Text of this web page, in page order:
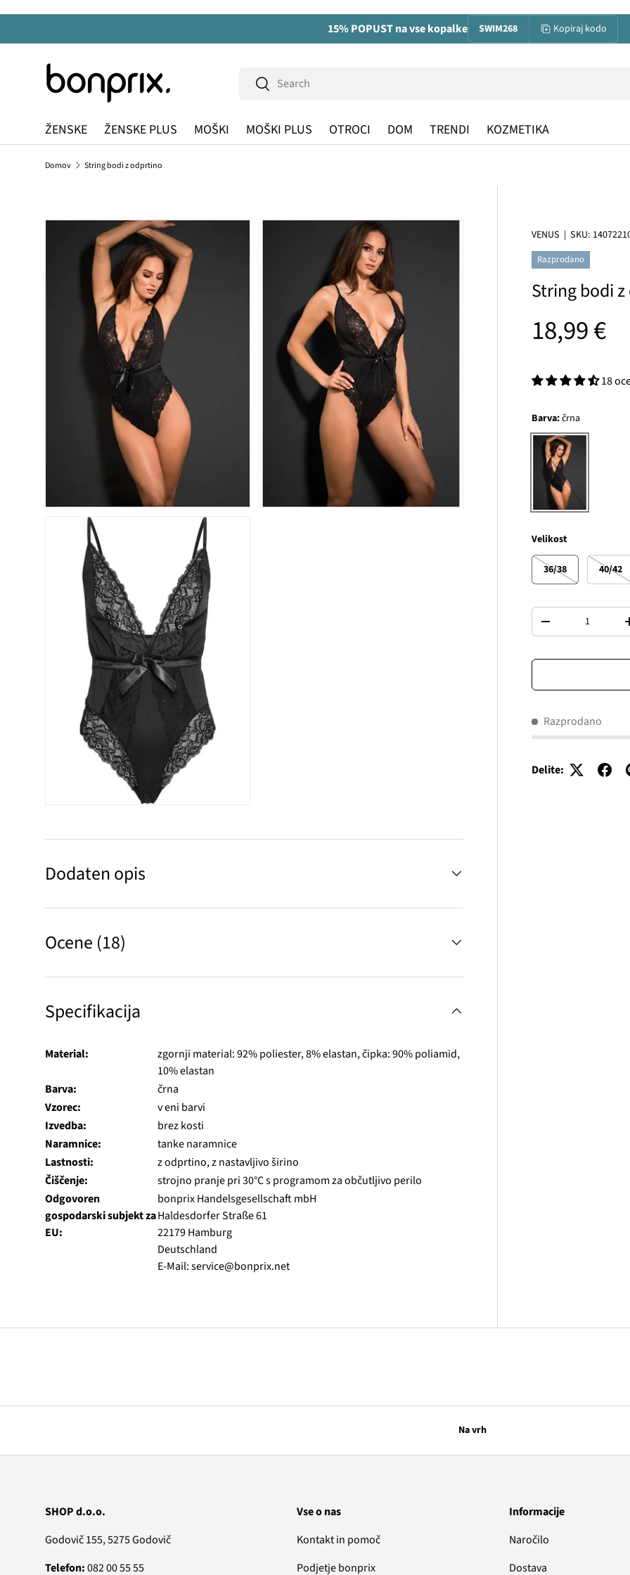
15% POPUST na vse kopalke SWIM268 Kopiraj kodo
Iskanje
Iskanje
ŽENSKE ŽENSKE PLUS MOŠKI MOŠKI PLUS OTROCI DOM TRENDI KOZMETIKA
Domov String bodi z odprtino
Preskoči na informacije o izdelku
VENUS |SKU:
Razprodano
String bodi
Običajna
18,99 €
18
Barva:črna
črna
Velikost
36/38 40/42
Količina
Decrease quantity
Razprodano
Delite:
Dodaten opis
Ocene (18)
Specifikacija
Material:
zgornji material: 92% poliester, 8% elastan, čipka: 90% poliamid,
10% elastan
Barva:
črna
Vzorec:
v eni barvi
Izvedba:
brez kosti
Naramnice:
tanke naramnice
Lastnosti:
z odprtino, z nastavljivo širino
Čiščenje:
strojno pranje pri 30°C s programom za občutljivo perilo
Odgovoren
gospodarski subjekt za
EU:
bonprix Handelsgesellschaft mbH
Haldesdorfer Straße 61
22179 Hamburg
Deutschland
E-Mail: service@bonprix.net
Na vrh
SHOP d.o.o.
Godovič 155, 5275 Godovič
Telefon:082 00 55 55
Vse o nas
Kontakt in pomoč
Podjetje bonprix
Informacije
Naročilo
Dostava